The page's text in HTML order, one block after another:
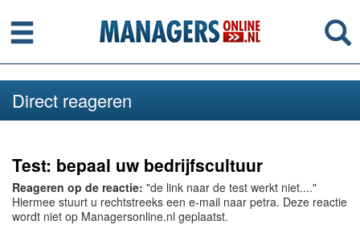
Menu
Direct reageren
Test: bepaal uw bedrijfscultuur
Reageren op de reactie: "de link naar de test werkt niet...."
Hiermee stuurt u rechtstreeks een e-mail naar petra. Deze reactie
wordt niet op Managersonline.nl geplaatst.